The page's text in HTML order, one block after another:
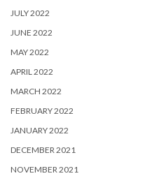
JULY 2022
JUNE 2022
MAY 2022
APRIL 2022
MARCH 2022
FEBRUARY 2022
JANUARY 2022
DECEMBER 2021
NOVEMBER 2021